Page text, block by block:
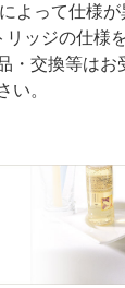
よって仕様
リッジの仕様
・交換等はお
い。